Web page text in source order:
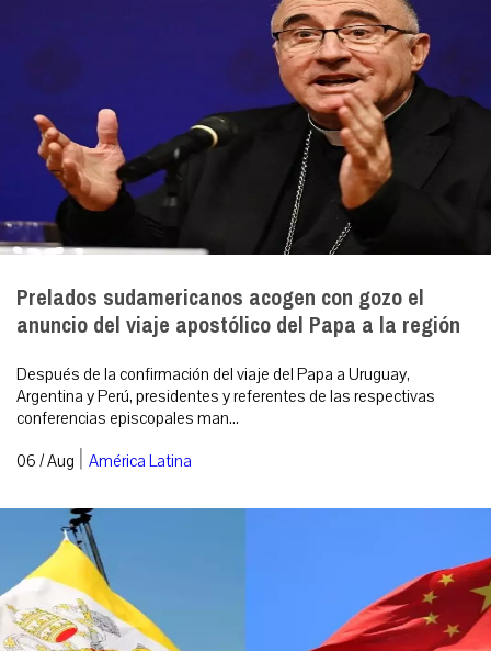
Prelados sudamericanos acogen con gozo el
anuncio del viaje apostólico del Papa a la región
Después de la confirmación del viaje del Papa a Uruguay,
Argentina y Perú, presidentes y referentes de las respectivas
conferencias episcopales man...
06 / Aug | América Latina